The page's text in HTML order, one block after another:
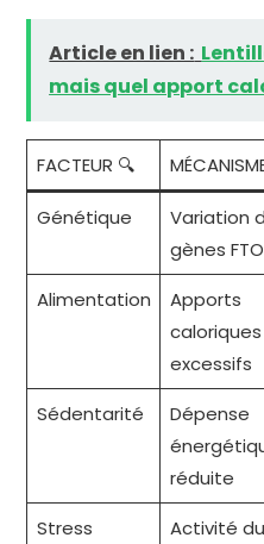
Article en lien :
mais quel apport
FACTEUR 🔍
Génétique
Variation
gènes FTO
Alimentation
Apports
caloriques
excessifs
Sédentarité
Dépense
réduite
Stress
Activité du